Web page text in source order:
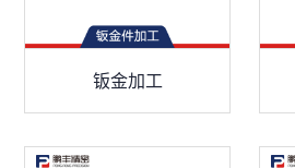
钣金加工